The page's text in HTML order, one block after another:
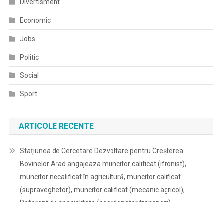
Divertisment
Economic
Jobs
Politic
Social
Sport
ARTICOLE RECENTE
Stațiunea de Cercetare Dezvoltare pentru Creșterea
Bovinelor Arad angajeaza muncitor calificat (ifronist),
muncitor necalificat în agricultură, muncitor calificat
(supraveghetor), muncitor calificat (mecanic agricol),